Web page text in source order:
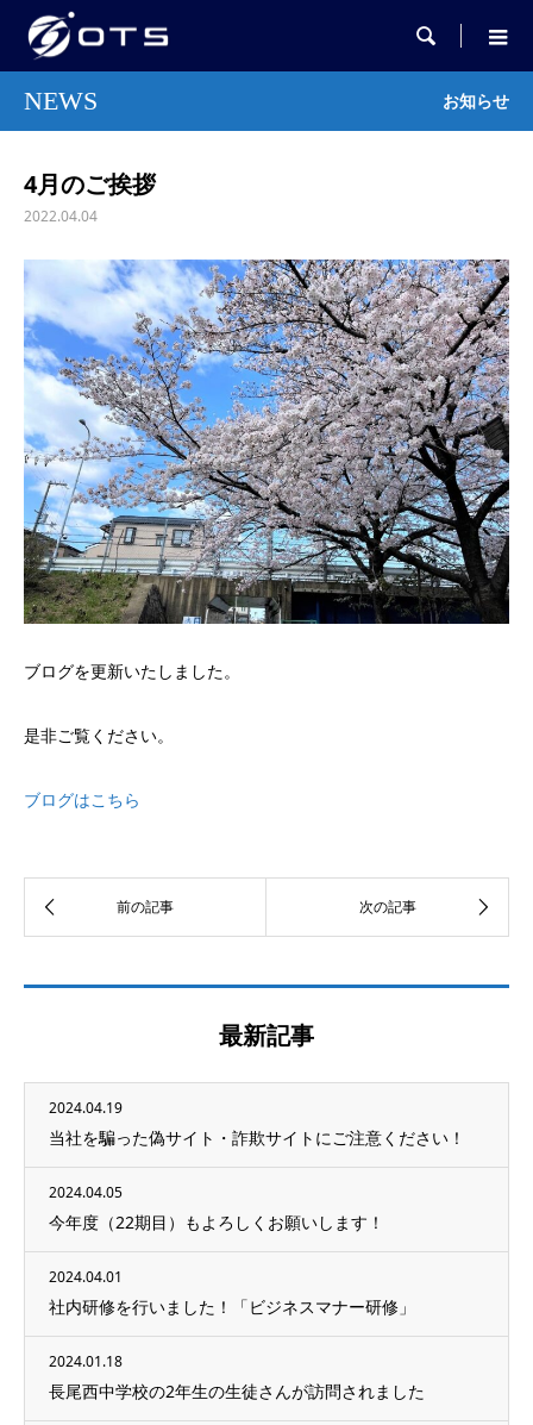

NEWS お知らせ
4月のご挨拶
2022.04.04
ブログを更新いたしました。
是非ご覧ください。
ブログはこちら
最新記事
2024.04.19
当社を騙った偽サイト・詐欺サイトにご注意ください！
2024.04.05
今年度（22期目）もよろしくお願いします！
2024.04.01
社内研修を行いました！「ビジネスマナー研修」
2024.01.18
長尾西中学校の2年生の生徒さんが訪問されました